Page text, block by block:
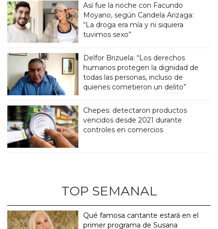
Así fue la noche con Facundo
Moyano, según Candela Arizaga:
“La droga era mía y ni siquiera
tuvimos sexo”
Delfor Brizuela: “Los derechos
humanos protegen la dignidad de
todas las personas, incluso de
quienes cometieron un delito”
Chepes: detectaron productos
vencidos desde 2021 durante
controles en comercios
TOP SEMANAL
Qué famosa cantante estará en el
primer programa de Susana